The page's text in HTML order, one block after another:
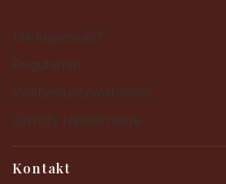
Kontakt